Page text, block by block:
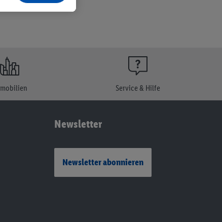
Service & Hilfe
Newsletter
Newsletter abonnieren